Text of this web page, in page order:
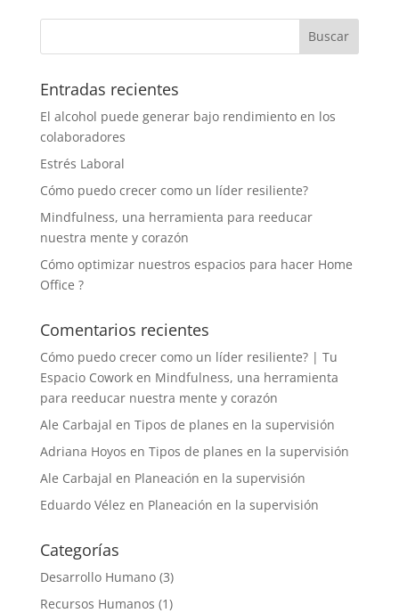
Entradas recientes
El alcohol puede generar bajo rendimiento en los
colaboradores
Estrés Laboral
Cómo puedo crecer como un líder resiliente?
Mindfulness, una herramienta para reeducar
nuestra mente y corazón
Cómo optimizar nuestros espacios para hacer Home
Office ?
Comentarios recientes
Cómo puedo crecer como un líder resiliente? | Tu
Espacio Coworken Mindfulness, una herramienta
para reeducar nuestra mente y corazón
Ale Carbajal en Tipos de planes en la supervisión
Adriana Hoyos en Tipos de planes en la supervisión
Ale Carbajal en Planeación en la supervisión
Eduardo Vélez en Planeación en la supervisión
Categorías
Desarrollo Humano(3)
Recursos Humanos (1)